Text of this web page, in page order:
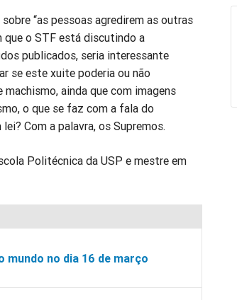
“as pessoas agredirem as outras
que o STF está discutindo a
publicados, seria interessante
se este xuite poderia ou não
machismo, ainda que com imagens
o que se faz com a fala do
Com a palavra, os Supremos.
Politécnica da USP e mestre em
mundo no dia 16 de março